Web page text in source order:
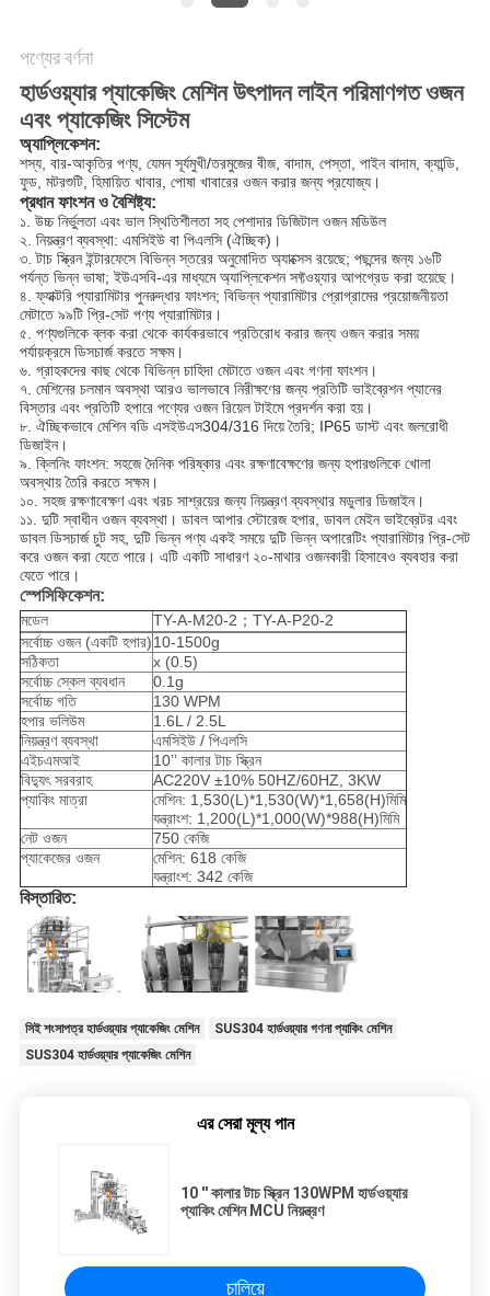
নীতি
পণ্যের বর্ণনা
হার্ডওয়্যার প্যাকেজিং মেশিন উৎপাদন লাইন পরিমাণগত ওজন
এবং প্যাকেজিং সিস্টেম
অ্যাপ্লিকেশন:
শস্য, বার-আকৃতির পণ্য, যেমন সূর্যমুখী/তরমুজের বীজ, বাদাম, পেস্তা, পাইন বাদাম, ক্যান্ডি,
ফুড, মটরশুটি, হিমায়িত খাবার, পোষা খাবারের ওজন করার জন্য প্রযোজ্য।
প্রধান ফাংশন ও বৈশিষ্ট্য:
১. উচ্চ নির্ভুলতা এবং ভাল স্থিতিশীলতা সহ পেশাদার ডিজিটাল ওজন মডিউল
২. নিয়ন্ত্রণ ব্যবস্থা: এমসিইউ বা পিএলসি (ঐচ্ছিক)।
৩. টাচ স্ক্রিন ইন্টারফেসে বিভিন্ন স্তরের অনুমোদিত অ্যাক্সেস রয়েছে; পছন্দের জন্য ১৬টি
পর্যন্ত ভিন্ন ভাষা; ইউএসবি-এর মাধ্যমে অ্যাপ্লিকেশন সফ্টওয়্যার আপগ্রেড করা হয়েছে।
৪. ফ্যাক্টরি প্যারামিটার পুনরুদ্ধার ফাংশন; বিভিন্ন প্যারামিটার প্রোগ্রামের প্রয়োজনীয়তা
মেটাতে ৯৯টি প্রি-সেট পণ্য প্যারামিটার।
৫. পণ্যগুলিকে ব্লক করা থেকে কার্যকরভাবে প্রতিরোধ করার জন্য ওজন করার সময়
পর্যায়ক্রমে ডিসচার্জ করতে সক্ষম।
৬. গ্রাহকদের কাছ থেকে বিভিন্ন চাহিদা মেটাতে ওজন এবং গণনা ফাংশন।
৭. মেশিনের চলমান অবস্থা আরও ভালভাবে নিরীক্ষণের জন্য প্রতিটি ভাইব্রেশন প্যানের
বিস্তার এবং প্রতিটি হপারে পণ্যের ওজন রিয়েল টাইমে প্রদর্শন করা হয়।
৮. ঐচ্ছিকভাবে মেশিন বডি এসইউএস304/316 দিয়ে তৈরি; IP65 ডাস্ট এবং জলরোধী
ডিজাইন।
৯. ক্লিনিং ফাংশন: সহজে দৈনিক পরিষ্কার এবং রক্ষণাবেক্ষণের জন্য হপারগুলিকে খোলা
অবস্থায় তৈরি করতে সক্ষম।
১০. সহজ রক্ষণাবেক্ষণ এবং খরচ সাশ্রয়ের জন্য নিয়ন্ত্রণ ব্যবস্থার মডুলার ডিজাইন।
১১. দুটি স্বাধীন ওজন ব্যবস্থা। ডাবল আপার স্টোরেজ হপার, ডাবল মেইন ভাইব্রেটর এবং
ডাবল ডিসচার্জ চুট সহ, দুটি ভিন্ন পণ্য একই সময়ে দুটি ভিন্ন অপারেটিং প্যারামিটার প্রি-সেট
করে ওজন করা যেতে পারে। এটি একটি সাধারণ ২০-মাথার ওজনকারী হিসাবেও ব্যবহার করা
যেতে পারে।
স্পেসিফিকেশন:
মডেল
TY-A-M20-2；TY-A-P20-2
সর্বোচ্চ ওজন (একটি হপার)10-1500g
সঠিকতা
x (0.5)
সর্বোচ্চ স্কেল ব্যবধান
0.1g
সর্বোচ্চ গতি
130 WPM
হপার ভলিউম
1.6L / 2.5L
নিয়ন্ত্রণ ব্যবস্থা
এমসিইউ / পিএলসি
এইচএমআই
10’’ কালার টাচ স্ক্রিন
বিদ্যুৎ সরবরাহ
AC220V ±10% 50HZ/60HZ, 3KW
প্যাকিং মাত্রা
মেশিন: 1,530(L)*1,530(W)*1,658(H)মিমি
যন্ত্রাংশ: 1,200(L)*1,000(W)*988(H)মিমি
নেট ওজন
750 কেজি
প্যাকেজের ওজন
মেশিন: 618 কেজি
যন্ত্রাংশ: 342 কেজি
বিস্তারিত:
সিই শংসাপত্র হার্ডওয়্যার প্যাকেজিং মেশিন
SUS304 হার্ডওয়্যার গণনা প্যাকিং মেশিন
SUS304 হার্ডওয়্যার প্যাকেজিং মেশিন
এর সেরা মূল্য পান
10 '' কালার টাচ স্ক্রিন 130WPM হার্ডওয়্যার
প্যাকিং মেশিন MCU নিয়ন্ত্রণ
চালিয়ে